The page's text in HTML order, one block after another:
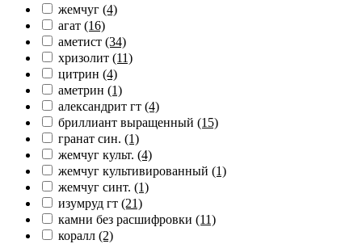
жемчуг (4)
агат (16)
аметист (34)
хризолит (11)
цитрин (4)
аметрин (1)
александрит гт (4)
бриллиант выращенный (15)
гранат син. (1)
жемчуг культ. (4)
жемчуг культивированный (1)
жемчуг синт. (1)
изумруд гт (21)
камни без расшифровки (11)
коралл (2)